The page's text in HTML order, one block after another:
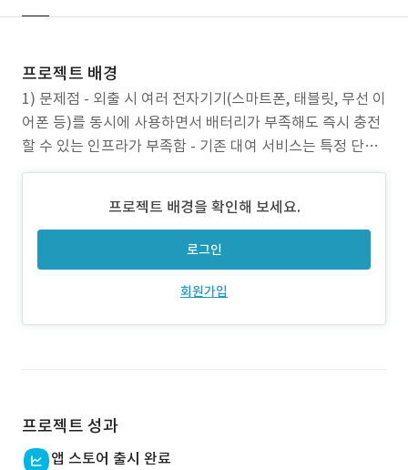
프로젝트 배경
1) 문제점 - 외출 시 여러 전자기기(스마트폰, 태블릿, 무선 이
어폰 등)를 동시에 사용하면서 배터리가 부족해도 즉시 충전
할 수 있는 인프라가 부족함 - 기존 대여 서비스는 특정 단말
기(안드로이드 또는 아이폰 전용)만 지원하거나, 충전 케이블
편함이 있음 - 보조배터리를 개인 소지하면 무게 부담과 충전
관리의 번거로움이 따름 2) 프로젝트 목
프로젝트 배경을 확인해 보세요.
로그인
회원가입
프로젝트 성과
앱 스토어 출시 완료